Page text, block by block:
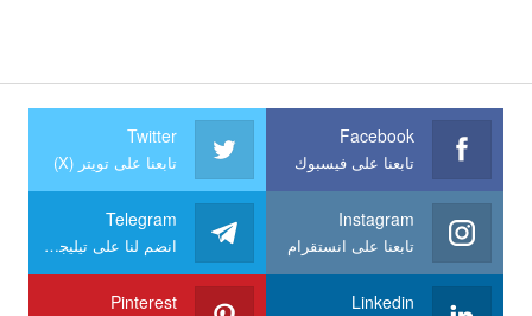
Facebook
تابعنا على فيسبوك
Twitter
تابعنا على تويتر (X)
Instagram
تابعنا على انستقرام
Telegram
انضم لنا على تيليجرام
Linkedin
Pinterest